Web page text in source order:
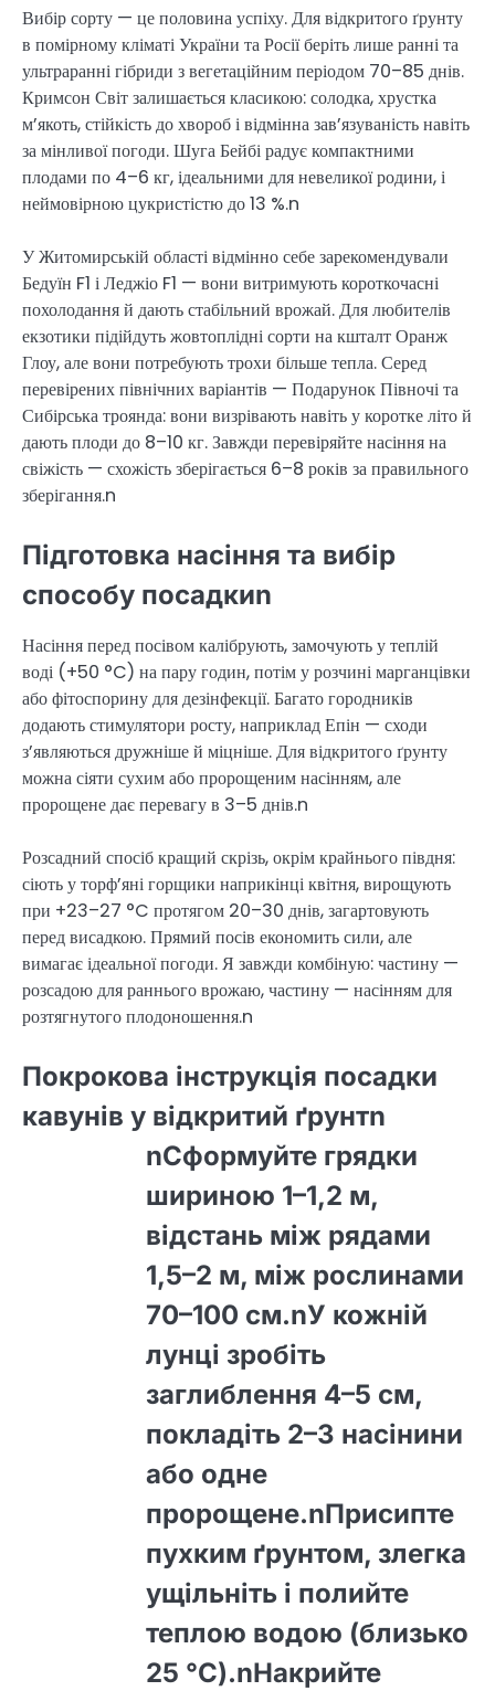
Вибір сорту — це половина успіху. Для відкритого ґрунту
в помірному кліматі України та Росії беріть лише ранні та
ультраранні гібриди з вегетаційним періодом 70–85 днів.
Кримсон Світ залишається класикою: солодка, хрустка
м’якоть, стійкість до хвороб і відмінна зав’язуваність навіть
за мінливої погоди. Шуга Бейбі радує компактними
плодами по 4–6 кг, ідеальними для невеликої родини, і
неймовірною цукристістю до 13 %.n
У Житомирській області відмінно себе зарекомендували
Бедуїн F1 і Леджіо F1 — вони витримують короткочасні
похолодання й дають стабільний врожай. Для любителів
екзотики підійдуть жовтоплідні сорти на кшталт Оранж
Глоу, але вони потребують трохи більше тепла. Серед
перевірених північних варіантів — Подарунок Півночі та
Сибірська троянда: вони визрівають навіть у коротке літо й
дають плоди до 8–10 кг. Завжди перевіряйте насіння на
свіжість — схожість зберігається 6–8 років за правильного
зберігання.n
Підготовка насіння та вибір
способу посадкиn
Насіння перед посівом калібрують, замочують у теплій
воді (+50 °C) на пару годин, потім у розчині марганцівки
або фітоспорину для дезінфекції. Багато городників
додають стимулятори росту, наприклад Епін — сходи
з’являються дружніше й міцніше. Для відкритого ґрунту
можна сіяти сухим або пророщеним насінням, але
пророщене дає перевагу в 3–5 днів.n
Розсадний спосіб кращий скрізь, окрім крайнього півдня:
сіють у торф’яні горщики наприкінці квітня, вирощують
при +23–27 °C протягом 20–30 днів, загартовують
перед висадкою. Прямий посів економить сили, але
вимагає ідеальної погоди. Я завжди комбіную: частину —
розсадою для раннього врожаю, частину — насінням для
розтягнутого плодоношення.n
Покрокова інструкція посадки
кавунів у відкритий ґрунтn
nСформуйте грядки
шириною 1–1,2 м,
відстань між рядами
1,5–2 м, між рослинами
70–100 см.nУ кожній
лунці зробіть
заглиблення 4–5 см,
покладіть 2–3 насінини
або одне
пророщене.nПрисипте
пухким ґрунтом, злегка
ущільніть і полийте
теплою водою (близько
25 °C).nНакрийте